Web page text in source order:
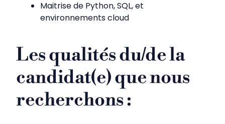
Maitrise de Python, SQL, et
environnements cloud
Les qualités du/de la
candidat(e) que nous
recherchons :